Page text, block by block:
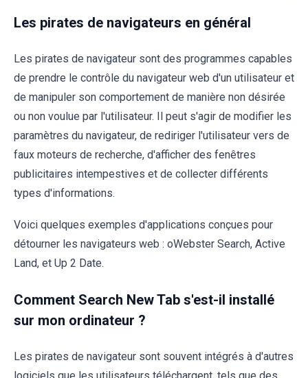
Les pirates de navigateurs en général
Les pirates de navigateur sont des programmes capables
de prendre le contrôle du navigateur web d'un utilisateur et
de manipuler son comportement de manière non désirée
ou non voulue par l'utilisateur. Il peut s'agir de modifier les
paramètres du navigateur, de rediriger l'utilisateur vers de
faux moteurs de recherche, d'afficher des fenêtres
publicitaires intempestives et de collecter différents
types d'informations.
Voici quelques exemples d'applications conçues pour
détourner les navigateurs web : oWebster Search, Active
Land, et Up 2 Date.
Comment Search New Tab s'est-il installé
sur mon ordinateur ?
Les pirates de navigateur sont souvent intégrés à d'autres